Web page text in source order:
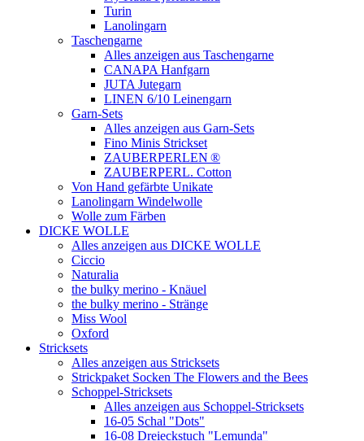
Turin
Lanolingarn
Taschengarne
Alles anzeigen aus Taschengarne
CANAPA Hanfgarn
JUTA Jutegarn
LINEN 6/10 Leinengarn
Garn-Sets
Alles anzeigen aus Garn-Sets
Fino Minis Strickset
ZAUBERPERLEN ®
ZAUBERPERL. Cotton
Von Hand gefärbte Unikate
Lanolingarn Windelwolle
Wolle zum Färben
DICKE WOLLE
Alles anzeigen aus DICKE WOLLE
Ciccio
Naturalia
the bulky merino - Knäuel
the bulky merino - Stränge
Miss Wool
Oxford
Stricksets
Alles anzeigen aus Stricksets
Strickpaket Socken The Flowers and the Bees
Schoppel-Stricksets
Alles anzeigen aus Schoppel-Stricksets
16-05 Schal "Dots"
16-08 Dreieckstuch "Lemunda"